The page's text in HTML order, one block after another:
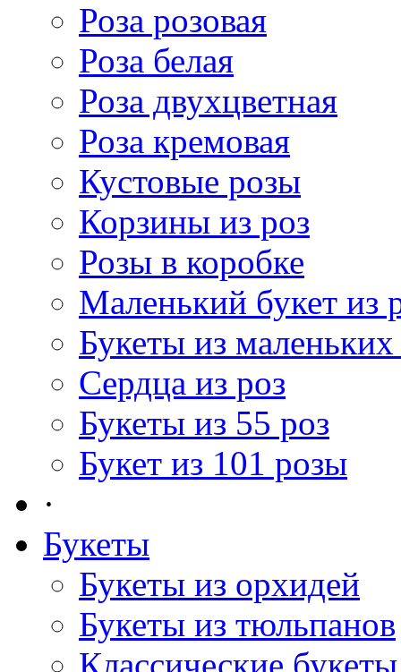
Роза розовая
Роза белая
Роза двухцветная
Роза кремовая
Кустовые розы
Корзины из роз
Розы в коробке
Маленький букет из
Букеты из маленьких
Сердца из роз
Букеты из 55 роз
Букет из 101 розы
·
Букеты
Букеты из орхидей
Букеты из тюльпанов